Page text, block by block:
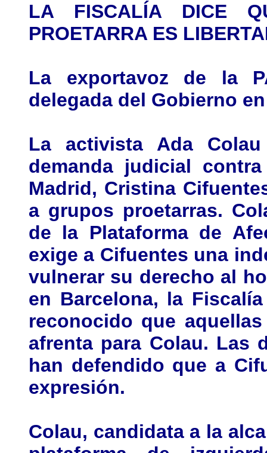
LA FISCALÍA DICE
PROETARRA ES
La exportavoz de la
delegada del Gobierno
La activista Ada
demanda judicial
Madrid, Cristina
a grupos proetarras.
de la Plataforma de
exige a Cifuentes una
vulnerar su derecho al
en Barcelona, la
reconocido que
afrenta para Colau. Las
han defendido que a
expresión.
Colau, candidata a la